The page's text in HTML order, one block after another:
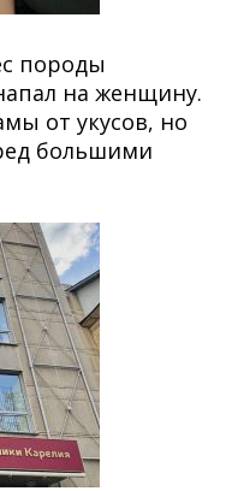
породы
на женщину.
от укусов, но
большими